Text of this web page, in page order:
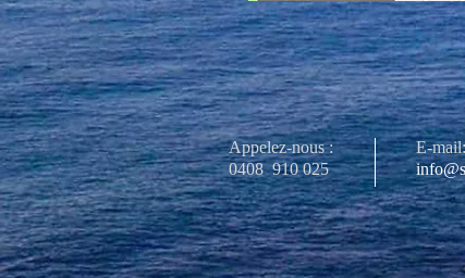
Appelez-nous :
0408 910 025
E-mail: